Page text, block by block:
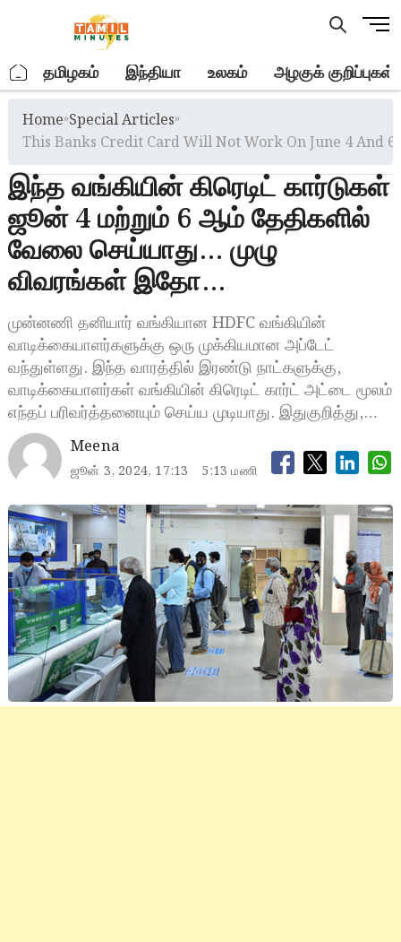
M
u
t
o
n
. தமிழகம் இந்தியா உலகம் அழகுக் குறிப்புகள்
Home»Special Articles»
This Banks Credit Card Will Not Work On June 4 And
இந்த வங்கியின் கிரெடிட் கார்டுகள்
ஜூன் 4 மற்றும் 6 ஆம் தேதிகளில்
வேலை செய்யாது… முழு
விவரங்கள் இதோ…
முன்னணி தனியார் வங்கியான HDFC வங்கியின்
வாடிக்கையாளர்களுக்கு ஒரு முக்கியமான அப்டேட்
வந்துள்ளது. இந்த வாரத்தில் இரண்டு நாட்களுக்கு,
வாடிக்கையாளர்கள் வங்கியின் கிரெடிட் கார்ட் அட்டை மூலம்
எந்தப் பரிவர்த்தனையும் செய்ய முடியாது. இதுகுறித்து,…
Meena
ஜூன் 3, 2024, 17:13 5:13 மணி